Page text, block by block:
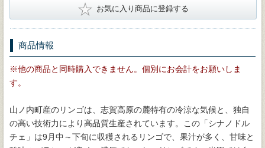
★ お気に入り商品に登録する
商品情報
※他の商品と同時購入できません。個別にお会計をお願いしま
す。
山ノ内町産のリンゴは、志賀高原の麓特有の冷涼な気候と、独自
の高い技術力により高品質生産されています。この「シナノドル
チェ」は9月中～下旬に収穫されるリンゴで、果汁が多く、甘味と